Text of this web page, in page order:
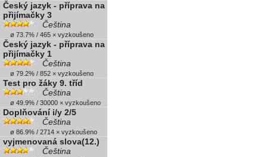
Český jazyk - příprava na
přijímačky 3
Čeština
ø 73.7% / 465 × vyzkoušeno
Český jazyk - příprava na
přijímačky 1
Čeština
ø 79.2% / 852 × vyzkoušeno
Test pro žáky 9. tříd
Čeština
ø 49.9% / 30000 × vyzkoušeno
Doplňování i/y 2/5
Čeština
ø 86.9% / 2714 × vyzkoušeno
vyjmenovaná slova(12.)
Čeština